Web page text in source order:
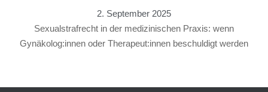
2. September 2025
Sexualstrafrecht in der medizinischen Praxis: wenn
Gynäkolog:innen oder Therapeut:innen beschuldigt werden